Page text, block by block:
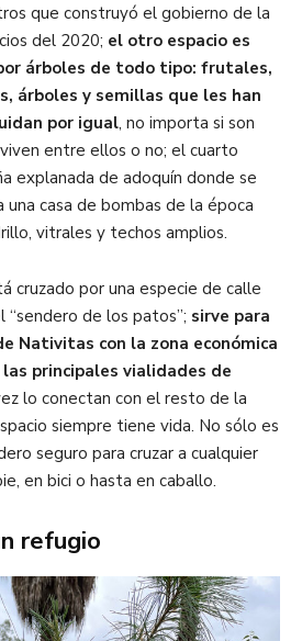
que construyó el gobierno de la
del 2020; el otro espacio es
árboles de todo tipo: frutales,
árboles y semillas que les han
por igual, no importa si son
entre ellos o no; el cuarto
explanada de adoquín donde se
casa de bombas de la época
vitrales y techos amplios.
cruzado por una especie de calle
“sendero de los patos”; sirve para
Nativitas con la zona económica
principales vialidades de
lo conectan con el resto de la
siempre tiene vida. No sólo es
seguro para cruzar a cualquier
en bici o hasta en caballo.
refugio